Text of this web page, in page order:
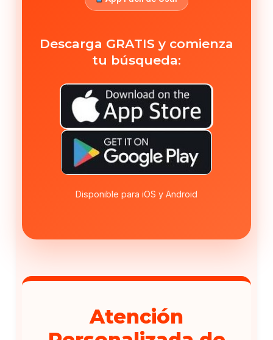
Descarga GRATIS y comienza
tu búsqueda:
Disponible para iOS y Android
Atención